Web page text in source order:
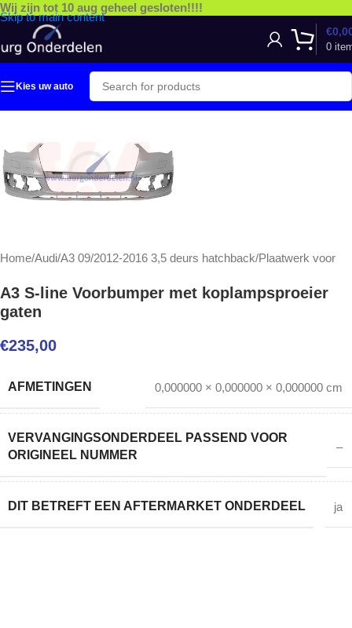
Skip to main content
Wij zijn tot 10 aug geheel gesloten!!!!
0
€
Kies uw auto
Home/Audi/A3 09/2012-2016 3,5 deurs hatchback/Plaatwerk voor
A3 S-line Voorbumper met koplampsproeier
gaten
€235,00
AFMETINGEN 0,000000 × 0,000000 × 0,000000 cm
VERVANGINGSONDERDEEL PASSEND VOOR
ORIGINEEL NUMMER
–
DIT BETREFT EEN AFTERMARKET ONDERDEEL ja